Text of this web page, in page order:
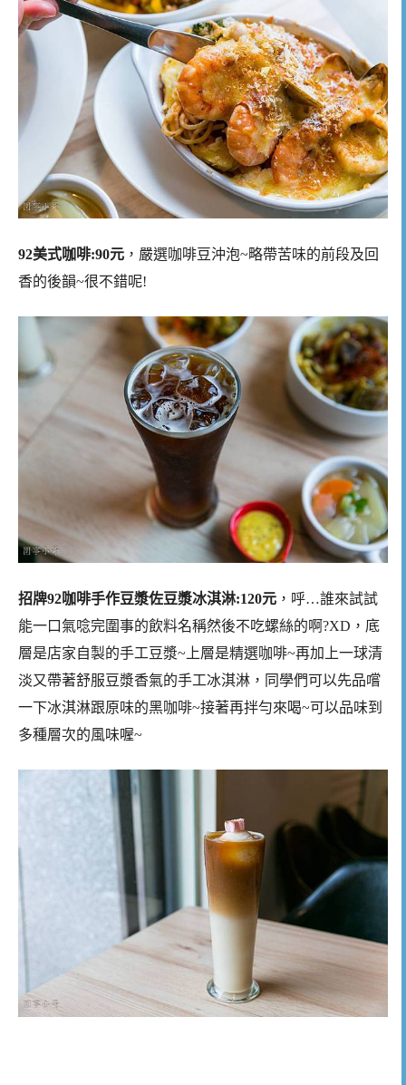
92美式咖啡:90元 ，嚴選咖啡豆沖泡~略帶苦味的前段及回
香的後韻~很不錯呢!
招牌92咖啡手作豆漿佐豆漿冰淇淋:120元 ，呼…誰來試試
能一口氣唸完圍事的飲料名稱然後不吃螺絲的啊?XD，底
層是店家自製的手工豆漿~上層是精選咖啡~再加上一球清
淡又帶著舒服豆漿香氣的手工冰淇淋，同學們可以先品嚐
一下冰淇淋跟原味的黑咖啡~接著再拌勻來喝~可以品味到
多種層次的風味喔~